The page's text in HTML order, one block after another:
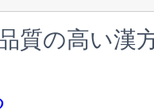
質の高い漢